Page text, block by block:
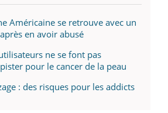
Américaine se retrouve avec un
en avoir abusé
ne se font pas
pour le cancer de la peau
: des risques pour les addicts